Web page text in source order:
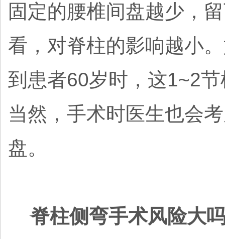
固定的腰椎间盘越少，
看，对脊柱的影响越小
到患者60岁时，这1~2
当然，手术时医生也会
盘。
脊柱侧弯手术风险大